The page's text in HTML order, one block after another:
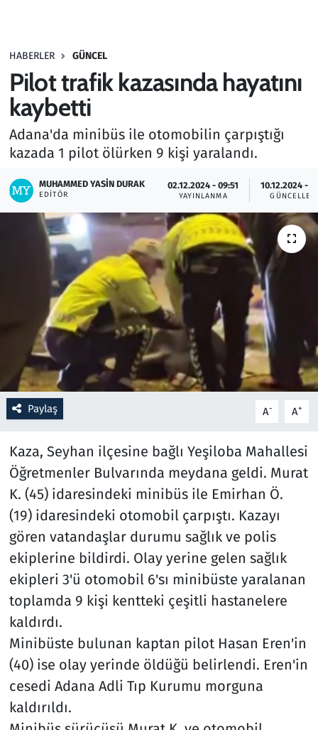
HABERLER GÜNCEL
Pilot trafik kazasında hayatını
kaybetti
Adana'da minibüs ile otomobilin çarpıştığı
kazada 1 pilot ölürken 9 kişi yaralandı.
MUHAMMED YASIN DURAK
EDITÖR
02.12.2024 - 09:51
YAYINLANMA
10.12.2024 -
Paylaş A- A+
Kaza, Seyhan ilçesine bağlı Yeşiloba Mahallesi
Öğretmenler Bulvarında meydana geldi. Murat
K. (45) idaresindeki minibüs ile Emirhan Ö.
(19) idaresindeki otomobil çarpıştı. Kazayı
gören vatandaşlar durumu sağlık ve polis
ekiplerine bildirdi. Olay yerine gelen sağlık
ekipleri 3'ü otomobil 6'sı minibüste yaralanan
toplamda 9 kişi kentteki çeşitli hastanelere
kaldırdı.
Minibüste bulunan kaptan pilot Hasan Eren'in
(40) ise olay yerinde öldüğü belirlendi. Eren'in
cesedi Adana Adli Tıp Kurumu morguna
kaldırıldı.
Haber
Kültür Sanat
Kurumsal Haberler
Otomobil
Oyun
Ramazan
Resmi İlanlar
Rüya Tabirleri
Sağlık
Savunma Sanayi
Seçim 2023
Spor
Televizyon